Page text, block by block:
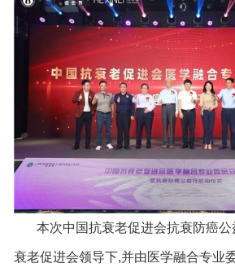
本次中国抗衰老促进会抗衰防癌
衰老促进会领导下,并由医学融合专业